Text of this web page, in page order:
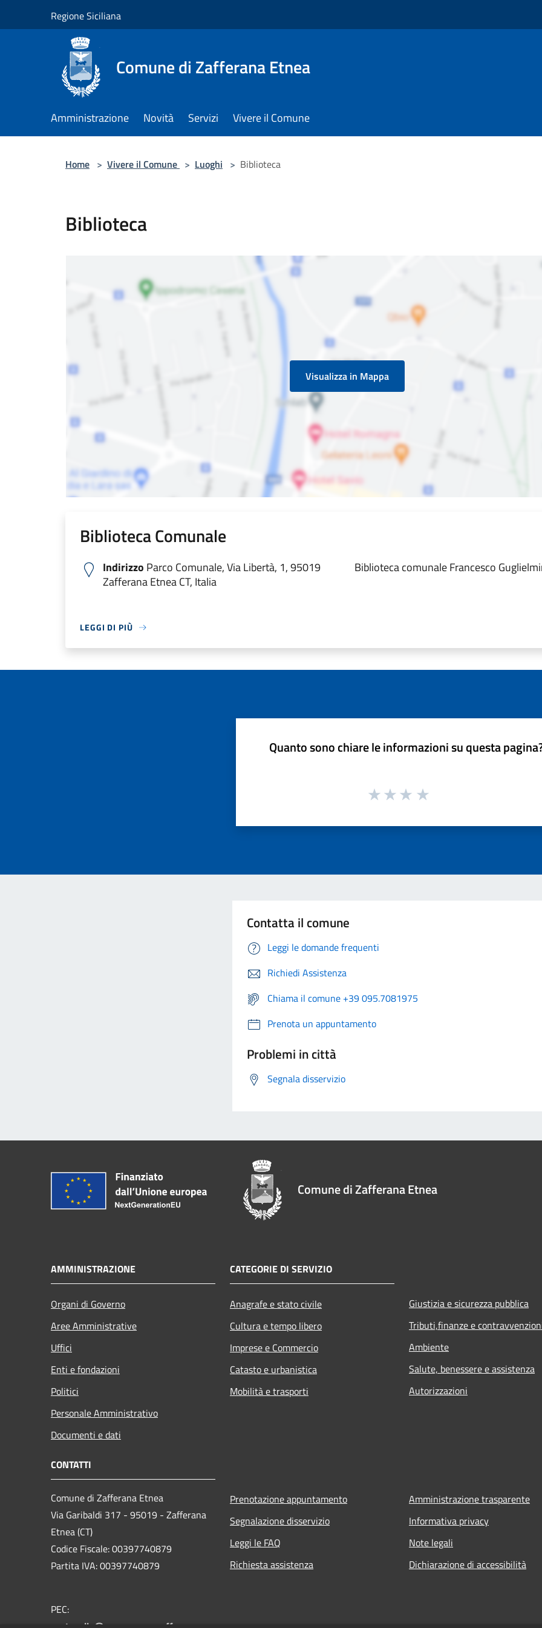
Regione Siciliana
Comune di Zafferana Etnea
Amministrazione Novità Servizi Vivere il Comune
Home > Vivere il Comune > Luoghi > Biblioteca
Biblioteca
Visualizza in Mappa
Biblioteca Comunale
Indirizzo Parco Comunale, Via Libertà, 1, 95019
Zafferana Etnea CT, Italia
Biblioteca comunale Francesco
LEGGI DI PIÙ
Quanto sono chiare le informazioni su questa
Contatta il comune
Leggi le domande frequenti
Richiedi Assistenza
Chiama il comune +39 095.7081975
Prenota un appuntamento
Problemi in città
Segnala disservizio
Comune di Zafferana Etnea
AMMINISTRAZIONE
Organi di Governo
Aree Amministrative
Uffici
Enti e fondazioni
Politici
Personale Amministrativo
Documenti e dati
CATEGORIE DI SERVIZIO
Anagrafe e stato civile
Cultura e tempo libero
Imprese e Commercio
Catasto e urbanistica
Mobilità e trasporti
Giustizia e sicurezza pubblica
Tributi,finanze e
Ambiente
Salute, benessere e assistenza
Autorizzazioni
CONTATTI
Comune di Zafferana Etnea
Via Garibaldi 317 - 95019 - Zafferana
Etnea (CT)
Codice Fiscale: 00397740879
Partita IVA: 00397740879
PEC:
Prenotazione appuntamento
Segnalazione disservizio
Leggi le FAQ
Richiesta assistenza
Amministrazione trasparente
Informativa privacy
Note legali
Dichiarazione di accessibilità